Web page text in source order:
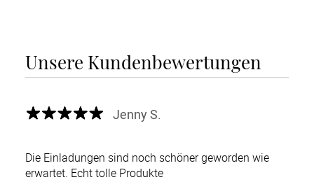
Unsere Kundenbewertungen
Jenny S.
Die Einladungen sind noch schöner geworden wie
erwartet. Echt tolle Produkte